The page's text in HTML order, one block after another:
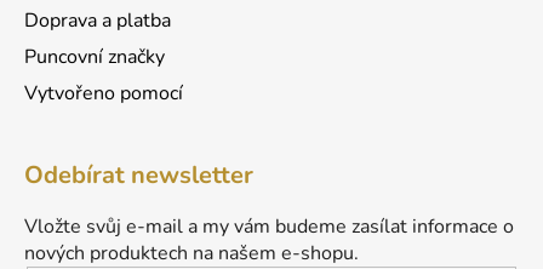
Doprava a platba
Puncovní značky
Vytvořeno pomocí
Odebírat newsletter
Vložte svůj e-mail a my vám budeme zasílat informace o
nových produktech na našem e-shopu.